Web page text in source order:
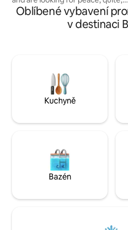
comfort and a deep contact with
Tato kajuta byla vytvořena jako
pro zážitek a spojení s bujnou
úklid a čerstvé místní produkty
z farmy) pro vás připravit snídani.
Oblíbené vybavení
v destinaci
Kuchyně
Bazén